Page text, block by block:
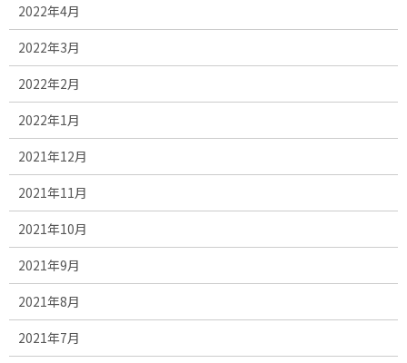
2022年4月
2022年3月
2022年2月
2022年1月
2021年12月
2021年11月
2021年10月
2021年9月
2021年8月
2021年7月